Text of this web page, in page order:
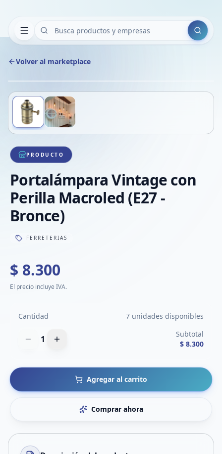
Buscar
Volver al marketplace
1/2
PRODUCTO
Portalámpara Vintage con
Perilla Macroled (E27 -
Bronce)
FERRETERIAS
$ 8.300
El precio incluye IVA.
Cantidad 7 unidades disponibles
1
Subtotal
$ 8.300
Agregar al carrito
Comprar ahora